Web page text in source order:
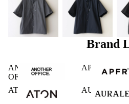
Brand
ANOTHER
OFFICE
APFR
ATON AURALEE